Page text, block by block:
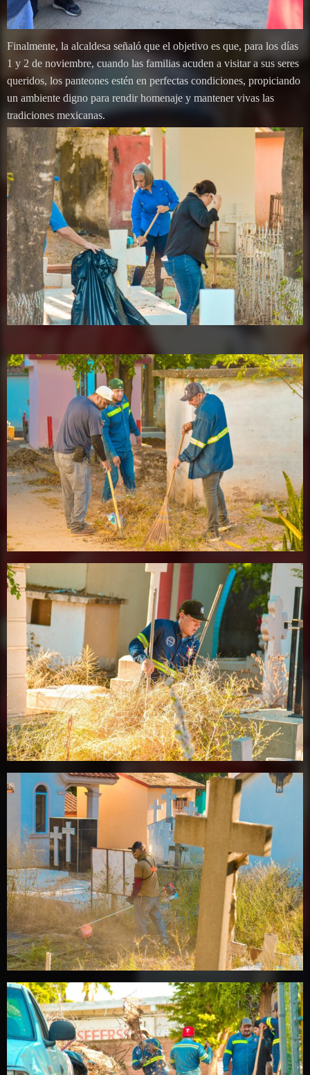
Finalmente, la alcaldesa señaló que el objetivo es que, para los días
1 y 2 de noviembre, cuando las familias acuden a visitar a sus seres
queridos, los panteones estén en perfectas condiciones, propiciando
un ambiente digno para rendir homenaje y mantener vivas las
tradiciones mexicanas.